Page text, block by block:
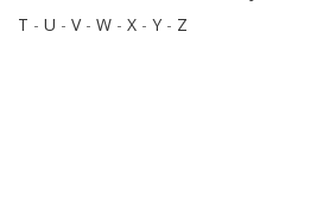
T - U - V- W - X - Y - Z